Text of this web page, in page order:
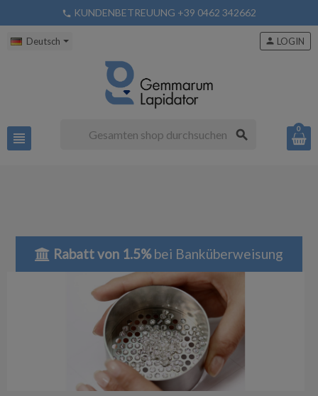
phone KUNDENBETREUUNG +39 0462 342662
Deutsch
view_headline search
person LOGIN
0
Rabatt von 1.5%bei Banküberweisung